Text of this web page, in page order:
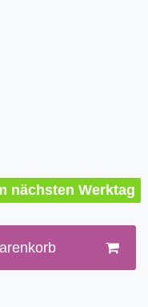
nächsten Werktag